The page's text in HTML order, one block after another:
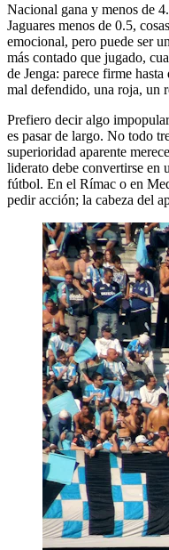
Nacional gana y menos de
Jaguares menos de 0.5,
emocional, pero puede ser
más contado que jugado,
de Jenga: parece firme
mal defendido, una roja, un
Prefiero decir algo
es pasar de largo. No todo
superioridad aparente
liderato debe convertirse en
fútbol. En el Rímac o en
pedir acción; la cabeza del